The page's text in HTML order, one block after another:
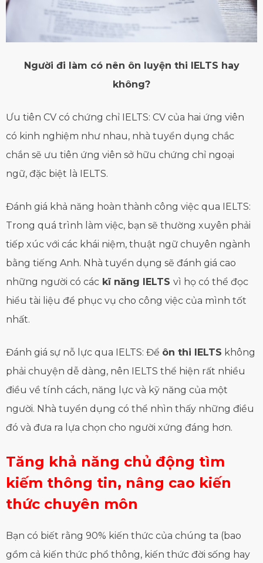
Người đi làm có nên ôn luyện thi IELTS hay
không?
Ưu tiên CV có chứng chỉ IELTS: CV của hai ứng viên
có kinh nghiệm như nhau, nhà tuyển dụng chắc
chắn sẽ ưu tiên ứng viên sở hữu chứng chỉ ngoại
ngữ, đặc biệt là IELTS.
Đánh giá khả năng hoàn thành công việc qua IELTS:
Trong quá trình làm việc, bạn sẽ thường xuyên phải
tiếp xúc với các khái niệm, thuật ngữ chuyên ngành
bằng tiếng Anh. Nhà tuyển dụng sẽ đánh giá cao
những người có các kĩ năng IELTS vì họ có thể đọc
hiểu tài liệu để phục vụ cho công việc của mình tốt
nhất.
Đánh giá sự nỗ lực qua IELTS: Để ôn thi IELTS không
phải chuyện dễ dàng, nên IELTS thể hiện rất nhiều
điều về tính cách, năng lực và kỹ năng của một
người. Nhà tuyển dụng có thể nhìn thấy những điều
đó và đưa ra lựa chọn cho người xứng đáng hơn.
Tăng khả năng chủ động tìm
kiếm thông tin, nâng cao kiến
thức chuyên môn
Bạn có biết rằng 90% kiến thức của chúng ta (bao
gồm cả kiến thức phổ thông, kiến thức đời sống hay